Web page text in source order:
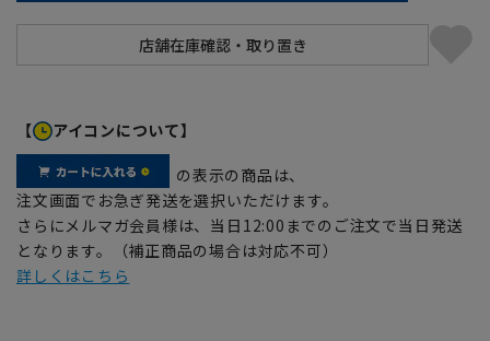
【 アイコンについて】
の表示の商品は、
注文画面でお急ぎ発送を選択いただけます。
さらにメルマガ会員様は、当日12:00までのご注文で当日発送
となります。（補正商品の場合は対応不可）
詳しくはこちら